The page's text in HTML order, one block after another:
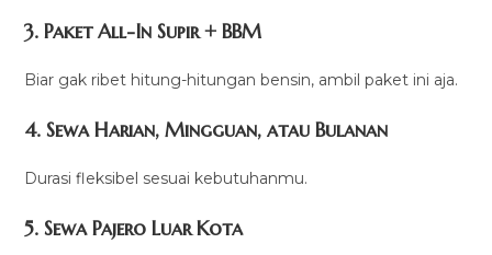
3. Paket All-In Supir + BBM
Biar gak ribet hitung-hitungan bensin, ambil paket ini aja.
4. Sewa Harian, Mingguan, atau Bulanan
Durasi fleksibel sesuai kebutuhanmu.
5. Sewa Pajero Luar Kota